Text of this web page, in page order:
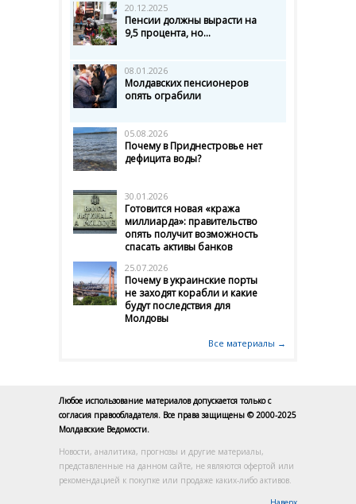
20.12.2025
Пенсии должны вырасти на
9,5 процента, но...
08.01.2026
Молдавских пенсионеров
опять ограбили
05.08.2026
Почему в Приднестровье нет
дефицита воды?
30.01.2026
Готовится новая «кража
миллиарда»: правительство
опять получит возможность
спасать активы банков
25.07.2026
Почему в украинские порты
не заходят корабли и какие
будут последствия для
Молдовы
Все материалы →
Любое использование материалов допускается только с
согласия правообладателя. Все права защищены © 2000-2025
Молдавские Ведомости.
Новости, аналитика, прогнозы и другие материалы,
представленные на данном сайте, не являются офертой или
рекомендацией к покупке или продаже каких-либо активов.